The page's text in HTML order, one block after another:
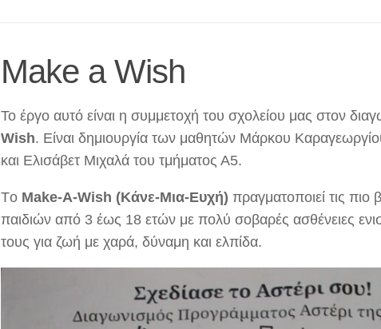
Make a Wish
Το έργο αυτό είναι η συμμετοχή του σχολείου μας στον
Wish. Είναι δημιουργία των μαθητών Μάρκου
και Ελισάβετ Μιχαλά του τμήματος Α5.
Τo Μake-A-Wish (Κάνε-Μια-Ευχή) πραγματοποιεί τις πιο
παιδιών από 3 έως 18 ετών με πολύ σοβαρές ασθένειες
τους για ζωή με χαρά, δύναμη και ελπίδα.